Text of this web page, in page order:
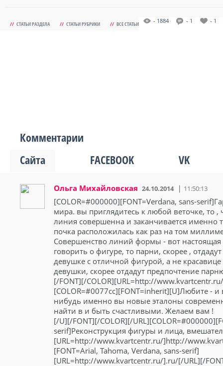
// СТАТЬИ РАЗДЕЛА // СТАТЬИ РУБРИКИ // ВСЕ СТАТЬИ - 1884 - 1 - 1
Комментарии
Сайта
FACEBOOK VK
Ольга Михайловская 24.10.2014 11:50:13
[COLOR=#000000][FONT=Verdana, sans-
мира. вы приглядитесь к любой веточке, то ,
линия совершенна и заканчивается именно
почка расположилась как раз на том
Совершенство линий формы - вот настоящая
говорить о фигуре, то парни, скорее ,
девушке с отличной фигурой, а не
девушки, скорее отдадут предпочтение
[/FONT][/COLOR][URL=http://
[COLOR=#0077cc][FONT=inherit][U]Любите -
нибудь именно вы новые эталоны
найти в и быть счастливыми. Желаем вам !
[/U][/FONT][/COLOR][/
serif]Реконструкция фигуры и лица,
[URL=http://www.kvartcentr.ru/]http://
[FONT=Arial, Tahoma, Verdana, sans-serif]
[URL=http://www.kvartcentr.ru/].ru/[/URL][/